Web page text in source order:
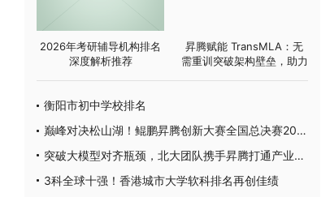
2026年考研辅导机构排名
深度解析推荐
昇腾赋能 TransMLA：无
需重训突破架构壁垒，助力
衡阳市初中学校排名
巅峰对决松山湖！鲲鹏昇腾创新大赛全国总决赛2025圆满落幕
突破大模型对齐瓶颈，北大团队携手昇腾打通产业应用通路
3科全球十强！香港城市大学软科排名再创佳绩